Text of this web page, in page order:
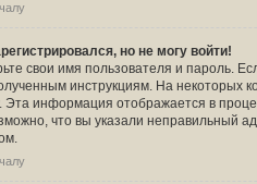
но не могу войти!
свои имя пользователя и пароль.
инструкциям. На некоторых
Эта информация отображается в
что вы указали неправильный